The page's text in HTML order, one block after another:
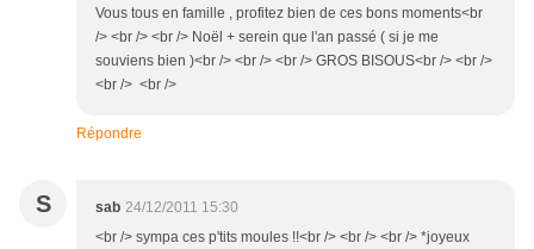
Vous tous en famille , profitez bien de ces bons moments<br
/> <br /> <br /> Noël + serein que l'an passé ( si je me
souviens bien )<br /> <br /> <br /> GROS BISOUS<br /> <br />
<br /> <br />
Répondre
S sab 24/12/2011 15:30
<br /> sympa ces p'tits moules !!<br /> <br /> <br /> *joyeux